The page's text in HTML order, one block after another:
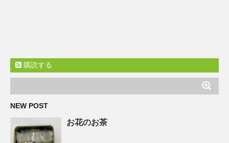
購読する
NEW POST
お花のお茶